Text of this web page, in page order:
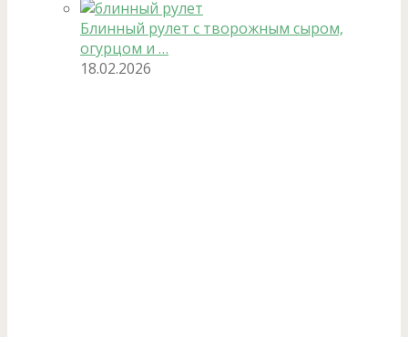
Блинный рулет с творожным сыром,
огурцом и …
18.02.2026